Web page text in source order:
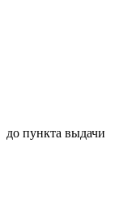
до пункта выдачи